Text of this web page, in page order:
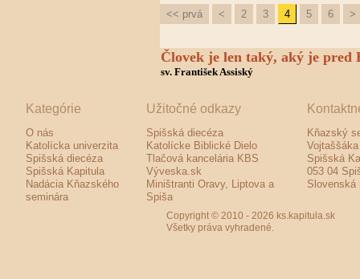
<< prvá < 2 3 4 5 6 >
Človek je len taký, aký je pred
sv. František Assiský
Kategórie
O nás
Katolícka univerzita
Spišská diecéza
Spišská Kapitula
Nadácia Kňazského
seminára
Užitočné odkazy
Spišská diecéza
Katolícke Biblické Dielo
Tlačová kancelária KBS
Výveska.sk
Miništranti Oravy, Liptova a
Spiša
Kňazský
Vojtaššáka
Spišská
053 04
Slovenská
Copyright © 2010 - 2026 ks.kapitula.sk
Všetky práva vyhradené.